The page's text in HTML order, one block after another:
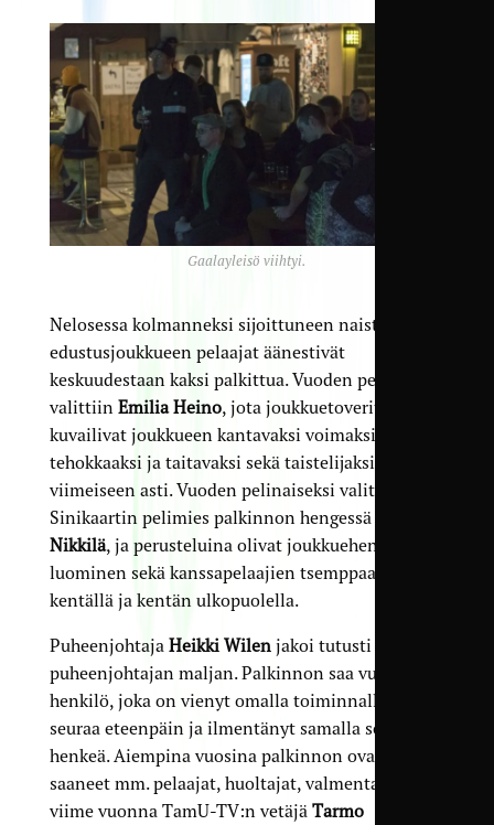
Gaalayleisö viihtyi.
Nelosessa kolmanneksi sijoittuneen naisten
edustusjoukkueen pelaajat äänestivät
keskuudestaan kaksi palkittua. Vuoden pelaajaksi
valittiin Emilia Heino, jota joukkuetoverit
kuvailivat joukkueen kantavaksi voimaksi,
tehokkaaksi ja taitavaksi sekä taistelijaksi
viimeiseen asti. Vuoden pelinaiseksi valittiin
Sinikaartin pelimies palkinnon hengessä
Nikkilä, ja perusteluina olivat joukkuehengen
luominen sekä kanssapelaajien tsemppaaminen
kentällä ja kentän ulkopuolella.
Puheenjohtaja Heikki Wilenjakoi tutusti
puheenjohtajan maljan. Palkinnon saa vuosittain
henkilö, joka on vienyt omalla toiminnallaan
seuraa eteenpäin ja ilmentänyt samalla seuran
henkeä. Aiempina vuosina palkinnon ovat
saaneet mm. pelaajat, huoltajat, valmentajat, ja
viime vuonna TamU-TV:n vetäjä Tarmo